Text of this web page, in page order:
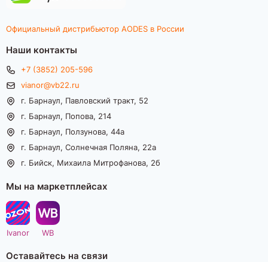
Официальный дистрибьютор AODES в России
Наши контакты
+7 (3852) 205-596
vianor@vb22.ru
г. Барнаул, Павловский тракт, 52
г. Барнаул, Попова, 214
г. Барнаул, Ползунова, 44а
г. Барнаул, Солнечная Поляна, 22а
г. Бийск, Михаила Митрофанова, 2б
Мы на маркетплейсах
Ivanor WB
Оставайтесь на связи